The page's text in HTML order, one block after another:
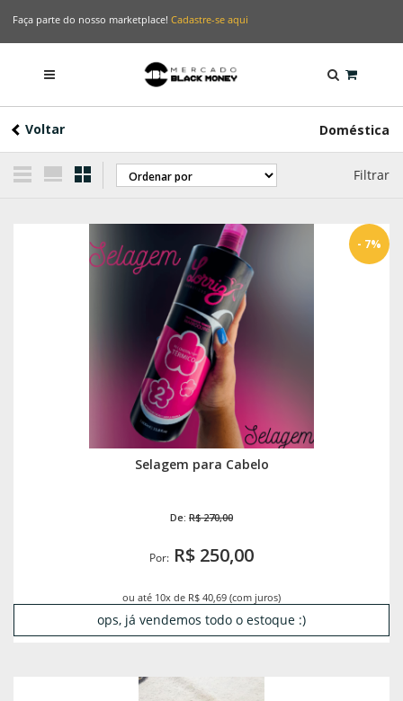
Faça parte do nosso marketplace! Cadastre-se aqui
Voltar Doméstica
Filtrar
Selagem para Cabelo
De: R$ 270,00
Por: R$ 250,00
- 7%
ou até 10x de R$ 40,69 (com juros)
ops, já vendemos todo o estoque :)